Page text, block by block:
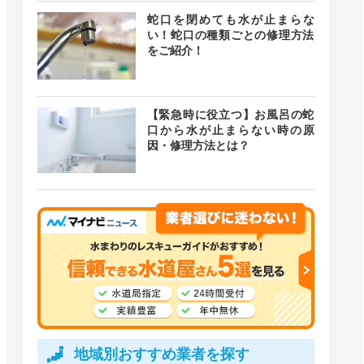
蛇口を閉めても水が止まらな
い！蛇口の種類ごとの修理方法
をご紹介！
【緊急時に役立つ】お風呂の蛇
口から水が止まらない時の原
因・修理方法とは？
地域別おすすめ業者を探す